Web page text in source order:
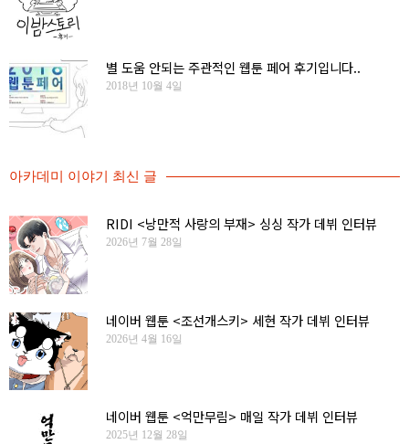
별 도움 안되는 주관적인 웹툰 페어 후기입니다..
2018년 10월 4일
아카데미 이야기 최신 글
RIDI <낭만적 사랑의 부재> 싱싱 작가 데뷔 인터뷰
2026년 7월 28일
네이버 웹툰 <조선개스키> 세현 작가 데뷔 인터뷰
2026년 4월 16일
네이버 웹툰 <억만무림> 매일 작가 데뷔 인터뷰
2025년 12월 28일